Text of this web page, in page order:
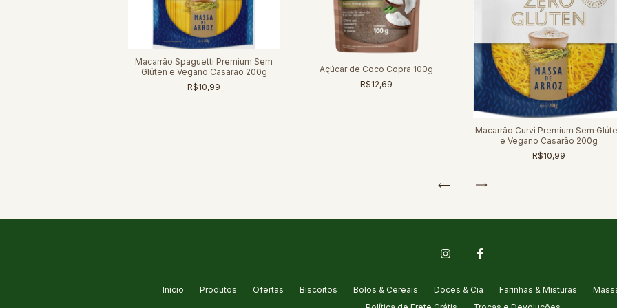
Macarrão Spaguetti Premium Sem
Glúten e Vegano Casarão 200g
R$10,99
Açúcar de Coco Copra 100g
R$12,69
Macarrão Curvi Premium Sem
e Vegano Casarão 200g
R$10,99
Início Produtos Ofertas Biscoitos Bolos & Cereais Doces & Cia Farinhas & Misturas